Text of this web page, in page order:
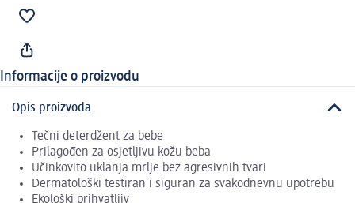
Informacije o proizvodu
Opis proizvoda
Tečni deterdžent za bebe
Prilagođen za osjetljivu kožu beba
Učinkovito uklanja mrlje bez agresivnih tvari
Dermatološki testiran i siguran za svakodnevnu upotrebu
Ekološki prihvatljiv